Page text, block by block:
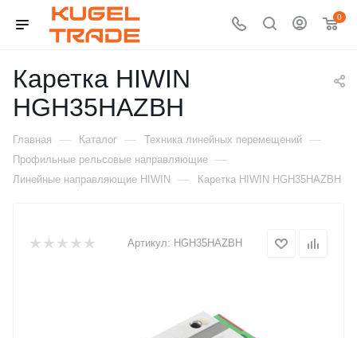
0
Каретка HIWIN
HGH35HAZBH
Главная — Каталог — Техника линейных перемещений —
Профильные рельсовые направляющие —
Линейные направляющие HIWIN — Каретка HIWIN HGH35HAZBH
Артикул: HGH35HAZBH